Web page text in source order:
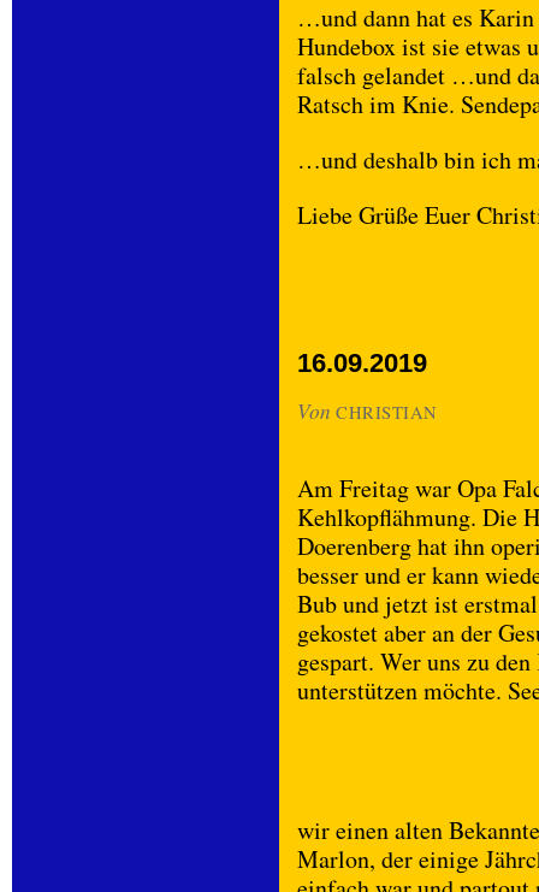
…und dann hat es
Hundebox ist sie etwas
falsch gelandet …und
Ratsch im Knie.
…und deshalb bin ich
Liebe Grüße Euer
16.09.2019
Von CHRISTIAN
Am Freitag war Opa
Kehlkopflähmung. Die
Doerenberg hat ihn
besser und er kann
Bub und jetzt ist
gekostet aber an der
gespart. Wer uns zu
unterstützen möchte.
wir einen alten
Marlon, der einige